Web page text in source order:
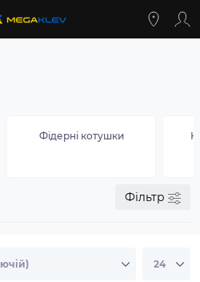
Фідерні котушки
Фільтр